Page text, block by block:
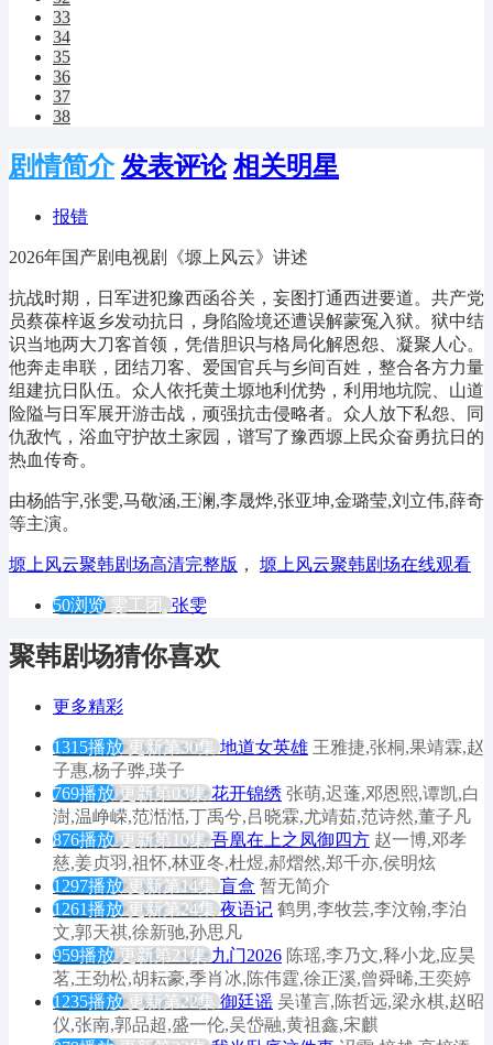
33
34
35
36
37
38
剧情简介 发表评论 相关明星
报错
2026年国产剧电视剧《塬上风云》讲述
抗战时期，日军进犯豫西函谷关，妄图打通西进要道。共产党
员蔡葆梓返乡发动抗日，身陷险境还遭误解蒙冤入狱。狱中结
识当地两大刀客首领，凭借胆识与格局化解恩怨、凝聚人心。
他奔走串联，团结刀客、爱国官兵与乡间百姓，整合各方力量
组建抗日队伍。众人依托黄土塬地利优势，利用地坑院、山道
险隘与日军展开游击战，顽强抗击侵略者。众人放下私怨、同
仇敌忾，浴血守护故土家园，谱写了豫西塬上民众奋勇抗日的
热血传奇。
由杨皓宇,张雯,马敬涵,王澜,李晟烨,张亚坤,金璐莹,刘立伟,薛奇
等主演。
塬上风云聚韩剧场高清完整版 ， 塬上风云聚韩剧场在线观看
50浏览 雯工团, 张雯
聚韩剧场猜你喜欢
更多精彩
1315播放 更新第30集 地道女英雄 王雅捷,张桐,果靖霖,赵
子惠,杨子骅,瑛子
769播放 更新第03集 花开锦绣 张萌,迟蓬,邓恩熙,谭凯,白
澍,温峥嵘,范湉湉,丁禹兮,吕晓霖,尤靖茹,范诗然,董子凡
876播放 更新第10集 吾凰在上之凤御四方 赵一博,邓孝
慈,姜贞羽,祖怀,林亚冬,杜煜,郝熠然,郑千亦,侯明炫
1297播放 更新第14集 盲盒 暂无简介
1261播放 更新第24集 夜语记 鹤男,李牧芸,李汶翰,李泊
文,郭天祺,徐新驰,孙思凡
959播放 更新第21集 九门2026 陈瑶,李乃文,释小龙,应昊
茗,王劲松,胡耘豪,季肖冰,陈伟霆,徐正溪,曾舜晞,王奕婷
1235播放 更新第22集 御廷谣 吴谨言,陈哲远,梁永棋,赵昭
仪,张南,郭品超,盛一伦,吴岱融,黄祖鑫,宋麒